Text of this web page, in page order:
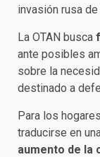
invasión rusa de
La OTAN busca
ante posibles
sobre la
destinado a
Para los
traducirse en
aumento de la